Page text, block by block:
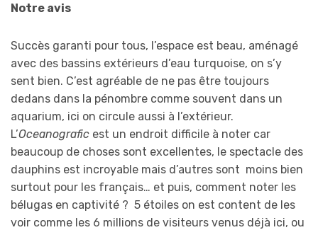
Notre avis
Succès garanti pour tous, l’espace est beau, aménagé
avec des bassins extérieurs d’eau turquoise, on s’y
sent bien. C’est agréable de ne pas être toujours
dedans dans la pénombre comme souvent dans un
aquarium, ici on circule aussi à l’extérieur.
L’Oceanografic est un endroit difficile à noter car
beaucoup de choses sont excellentes, le spectacle des
dauphins est incroyable mais d’autres sont moins bien
surtout pour les français… et puis, comment noter les
bélugas en captivité ? 5 étoiles on est content de les
voir comme les 6 millions de visiteurs venus déjà ici, ou